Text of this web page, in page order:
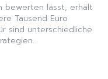
bewerten lässt, erhält
Tausend Euro
sind unterschiedliche